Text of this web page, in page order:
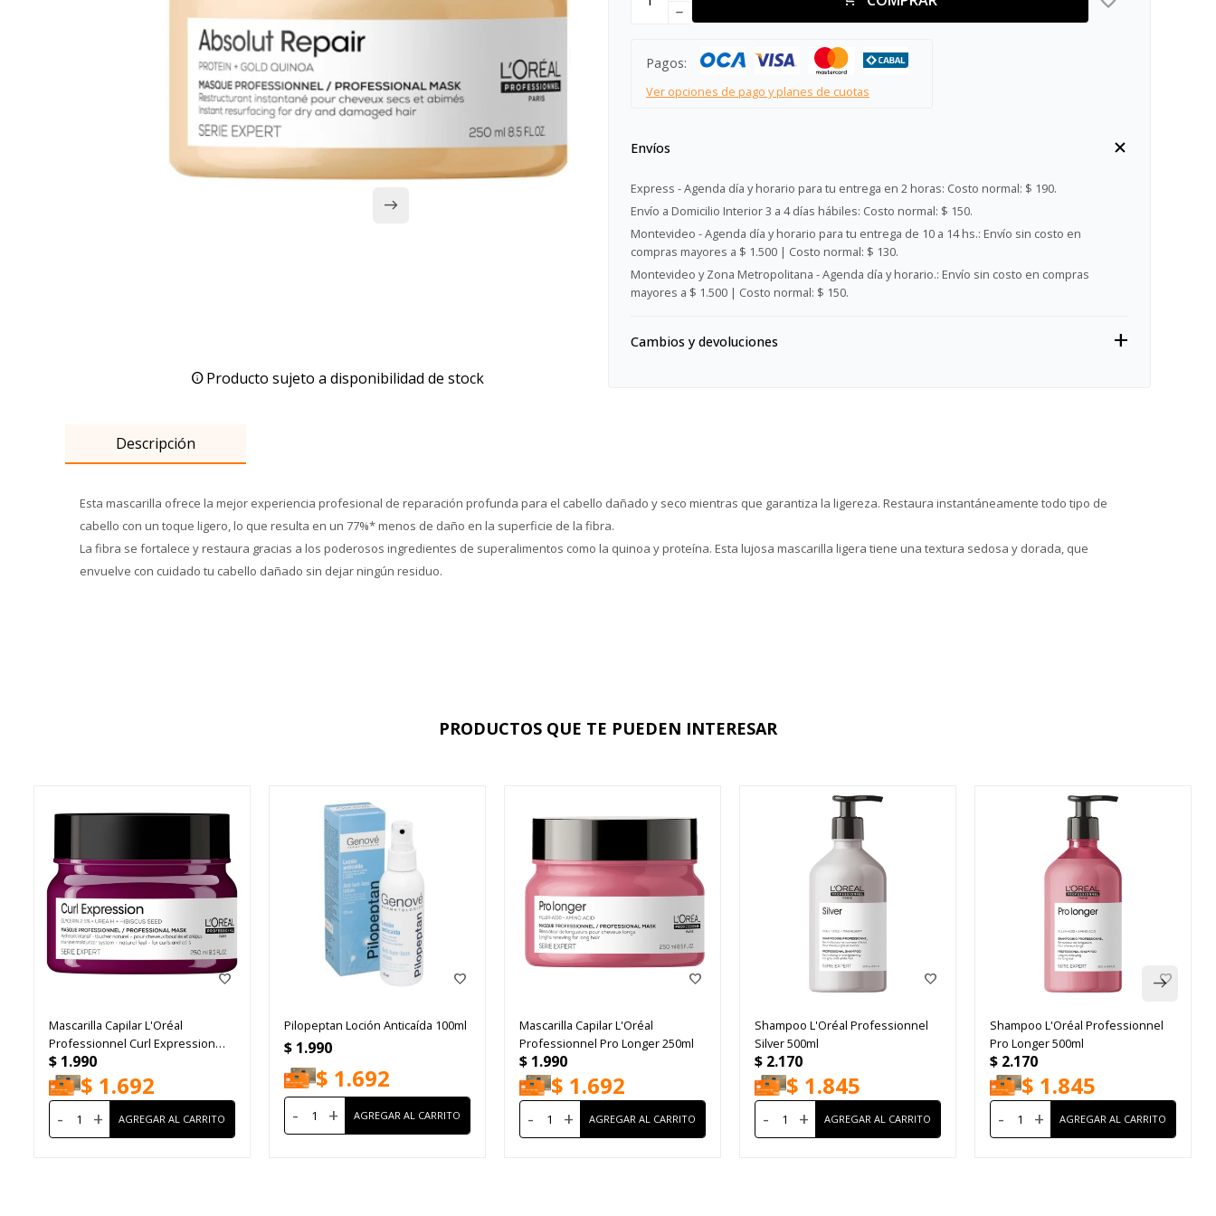
Producto sujeto a disponibilidad de stock
remove
Pagos:
Ver opciones de pago y planes de cuotas
Envíos
Express - Agenda día y horario para tu entrega en 2 horas: Costo normal: $ 190.
Envío a Domicilio Interior 3 a 4 días hábiles: Costo normal: $ 150.
Montevideo - Agenda día y horario para tu entrega de 10 a 14 hs.: Envío sin costo en
compras mayores a $ 1.500 | Costo normal: $ 130.
Montevideo y Zona Metropolitana - Agenda día y horario.: Envío sin costo en compras
mayores a $ 1.500 | Costo normal: $ 150.
Cambios y devoluciones
Descripción
Esta mascarilla ofrece la mejor experiencia profesional de reparación profunda para el cabello dañado y seco mientras que garantiza la ligereza. Restaura instantáneamente todo tipo de
cabello con un toque ligero, lo que resulta en un 77%* menos de daño en la superficie de la fibra.
La fibra se fortalece y restaura gracias a los poderosos ingredientes de superalimentos como la quinoa y proteína. Esta lujosa mascarilla ligera tiene una textura sedosa y dorada, que
envuelve con cuidado tu cabello dañado sin dejar ningún residuo.
PRODUCTOS QUE TE PUEDEN INTERESAR
Mascarilla Capilar L'Oréal
Professionnel Curl Expression
250ml
$ 1.990
$ 1.692
- +
Pilopeptan Loción Anticaída 100ml
$ 1.990
$ 1.692
- +
Mascarilla Capilar L'Oréal
Professionnel Pro Longer 250ml
$ 1.990
$ 1.692
- +
Shampoo L'Oréal Professionnel
Silver 500ml
$ 2.170
$ 1.845
- +
Shampoo L'Oréal Professionnel
Pro Longer 500ml
$ 2.170
$ 1.845
- +